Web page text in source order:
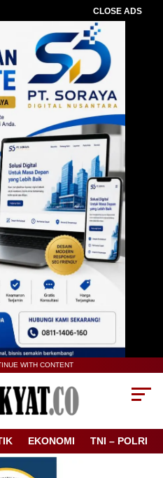
CLOSE ADS
WITH CONTENT
EKONOMI TNI – POLRI